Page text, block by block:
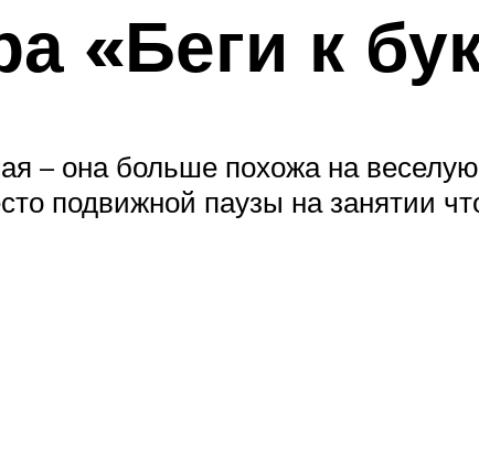
«Беги к
– она больше похожа на веселую
подвижной паузы на занятии